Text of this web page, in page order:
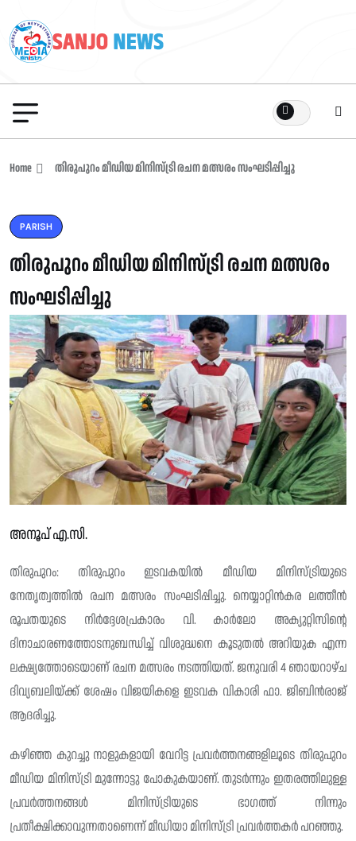
Home തിരുപുറം മീഡിയ മിനിസ്ട്രി രചന മത്സരം സംഘടിപ്പിച്ചു
PARISH
തിരുപുറം മീഡിയ മിനിസ്ട്രി രചന മത്സരം
സംഘടിപ്പിച്ചു
അനൂപ് എ.സി.
തിരുപുറം: തിരുപുറം ഇടവകയിൽ മീഡിയ മിനിസ്ട്രിയുടെ
നേതൃത്വത്തിൽ രചന മത്സരം സംഘടിപ്പിച്ചു. നെയ്യാറ്റിൻകര ലത്തീൻ
രൂപതയുടെ നിർദ്ദേശപ്രകാരം വി. കാർലോ അക്യുറ്റിസിന്റെ
ദിനാചാരണത്തോടനുബന്ധിച്ച് വിശുദ്ധനെ കൂടുതൽ അറിയുക എന്ന
ലക്ഷ്യത്തോടെയാണ് രചന മത്സരം നടത്തിയത്. ജനുവരി 4 ഞായറാഴ്ച
ദിവ്യബലിയ്ക്ക് ശേഷം വിജയികളെ ഇടവക വികാരി ഫാ. ജിബിൻരാജ്
ആദരിച്ചു.
കഴിഞ്ഞ കുറച്ചു നാളുകളായി വേറിട്ട പ്രവർത്തനങ്ങളിലൂടെ തിരുപുറം
മീഡിയ മിനിസ്ട്രി മുന്നോട്ടു പോകുകയാണ്. തുടർന്നും ഇതരത്തിലുള്ള
പ്രവർത്തനങ്ങൾ മിനിസ്ട്രിയുടെ ഭാഗത്ത് നിന്നും
പ്രതീക്ഷിക്കാവുന്നതാണെന്ന് മീഡിയാ മിനിസ്ട്രി പ്രവർത്തകർ പറഞ്ഞു.